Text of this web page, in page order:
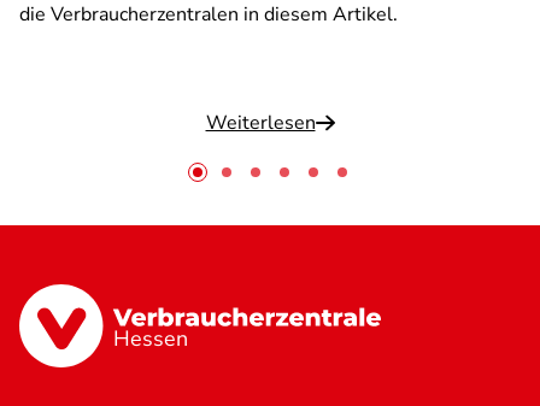
die Verbraucherzentralen in diesem Artikel.
Weiterlesen
Hessen